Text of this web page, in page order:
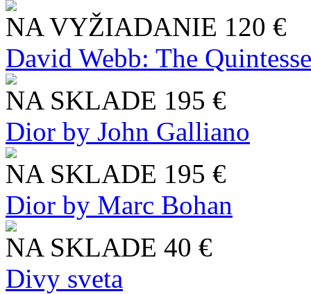
NA VYŽIADANIE 120 €
David Webb: The
NA SKLADE 195 €
Dior by John Galliano
NA SKLADE 195 €
Dior by Marc Bohan
NA SKLADE 40 €
Divy sveta